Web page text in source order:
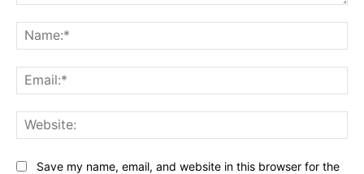
Save my name, email, and website in this browser for the